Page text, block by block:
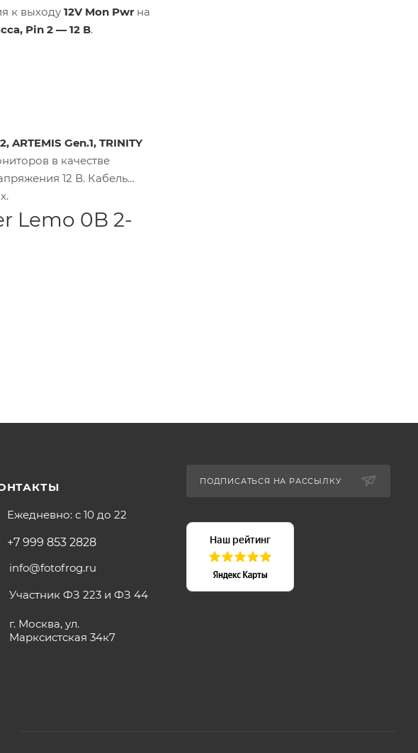
к выходу 12V Mon Pwr на
Pin 2 — 12 В.
ARTEMIS Gen.1, TRINITY
в качестве
12 В. Кабель
Lemo 0B 2-
Ежедневно: с 10 до 22
+7 999 853 2828
info@fotofrog.ru
Участник ФЗ 223 и ФЗ 44
г. Москва, ул.
Марксистская 34к7
ПОДПИСАТЬСЯ НА РАССЫЛКУ